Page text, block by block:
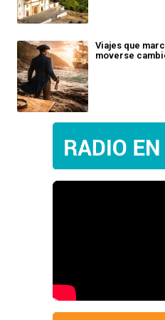
Viajes que
moverse